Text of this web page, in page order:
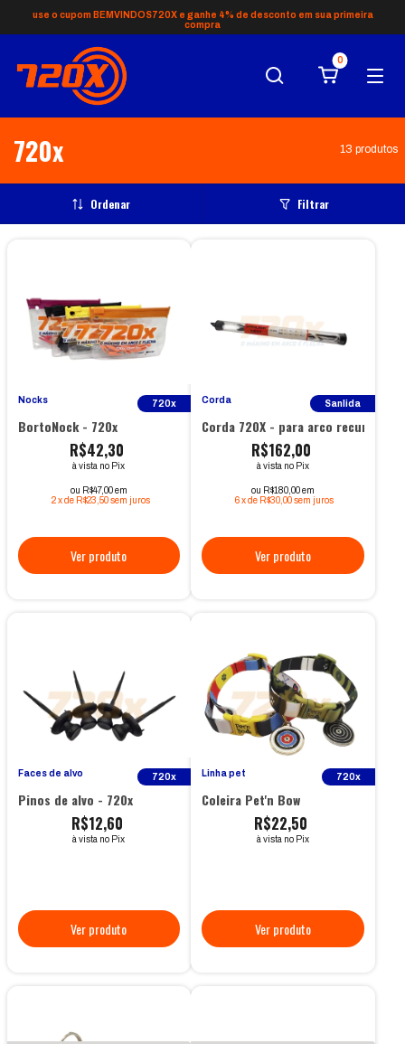
use o cupom BEMVINDOS720X e ganhe 4% de desconto em sua primeira
compra
0
720x 13 produtos
Ordenar Filtrar
Nocks 720x
BortoNock - 720x
R$42,30
à vista no Pix
ou R$47,00 em
2 xde R$23,50 sem juros
Corda Sanlida
Corda 720X - para arco recurvo X9
R$162,00
à vista no Pix
ou R$180,00 em
6 xde R$30,00 sem juros
Faces de alvo 720x
Pinos de alvo - 720x
R$12,60
à vista no Pix
Linha pet 720x
Coleira Pet'n Bow
R$22,50
à vista no Pix